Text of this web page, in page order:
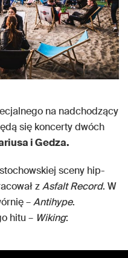
na nadchodzący
się koncerty dwóch
i Gedza.
sceny hip-
zAsfalt Record. W
–Antihype.
hitu – Wiking: